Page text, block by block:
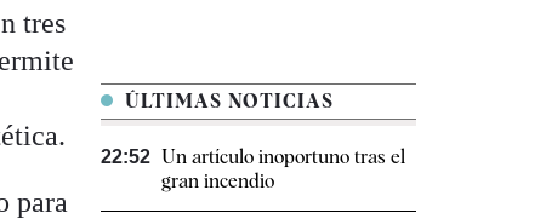
tres
para
ÚLTIMAS NOTICIAS
22:52 Un artículo inoportuno tras el
gran incendio